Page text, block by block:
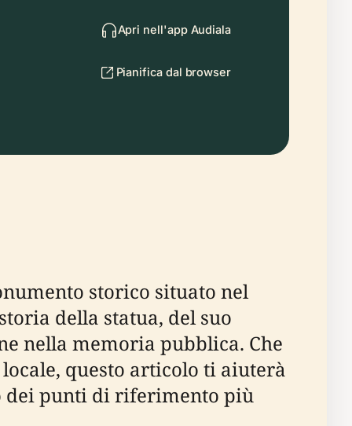
Apri nell'app Audiala
Pianifica dal browser
storico situato nel
della statua, del suo
nella memoria pubblica. Che
questo articolo ti aiuterà
dei punti di riferimento più